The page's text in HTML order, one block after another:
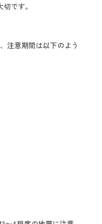
です。
注意期間は以下のよう